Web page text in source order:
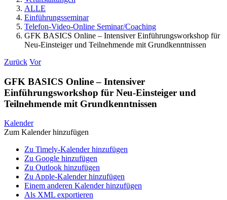
ALLE
Einführungsseminar
Telefon-Video-Online Seminar/Coaching
GFK BASICS Online – Intensiver Einführungsworkshop für
Neu-Einsteiger und Teilnehmende mit Grundkenntnissen
Zurück Vor
GFK BASICS Online – Intensiver
Einführungsworkshop für Neu-Einsteiger und
Teilnehmende mit Grundkenntnissen
Kalender
Zum Kalender hinzufügen
Zu Timely-Kalender hinzufügen
Zu Google hinzufügen
Zu Outlook hinzufügen
Zu Apple-Kalender hinzufügen
Einem anderen Kalender hinzufügen
Als XML exportieren